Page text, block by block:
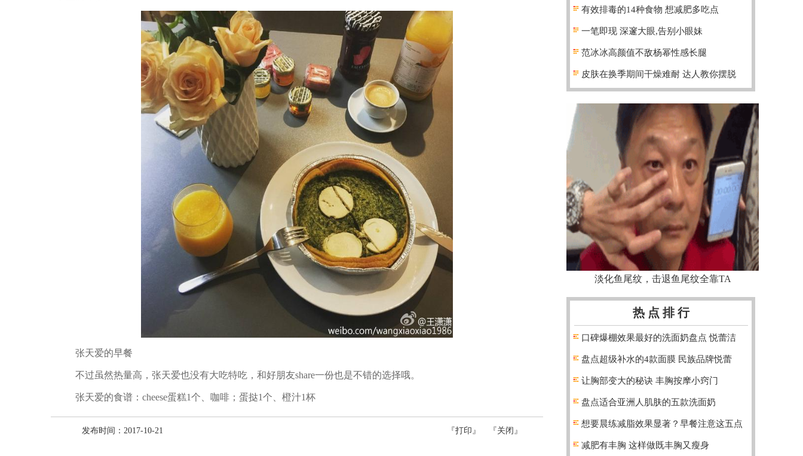
张天爱的早餐
不过虽然热量高，张天爱也没有大吃特吃，和好朋友share一份也是不错的选择哦。
张天爱的食谱：cheese蛋糕1个、咖啡；蛋挞1个、橙汁1杯
发布时间：2017-10-21 『打印 』 『 关闭 』